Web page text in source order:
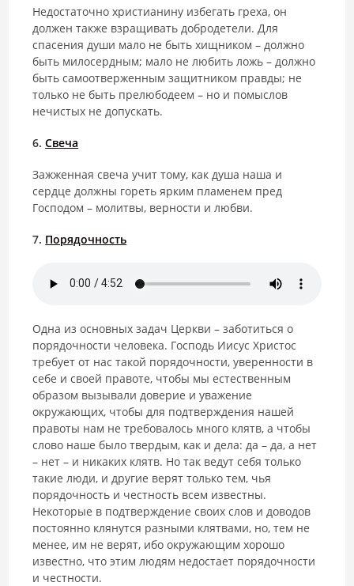
Недостаточно христианину избегать греха, он
должен также взращивать добродетели. Для
спасения души мало не быть хищником – должно
быть милосердным; мало не любить ложь – должно
быть самоотверженным защитником правды; не
только не быть прелюбодеем – но и помыслов
нечистых не допускать.
6.Свеча
Зажженная свеча учит тому, как душа наша и
сердце должны гореть ярким пламенем пред
Господом – молитвы, верности и любви.
7. Порядочность
Одна из основных задач Церкви – заботиться о
порядочности человека. Господь Иисус Христос
требует от нас такой порядочности, уверенности в
себе и своей правоте, чтобы мы естественным
образом вызывали доверие и уважение
окружающих, чтобы для подтверждения нашей
правоты нам не требовалось много клятв, а чтобы
слово наше было твердым, как и дела: да – да, а нет
– нет – и никаких клятв. Но так ведут себя только
такие люди, и другие верят только тем, чья
порядочность и честность всем известны.
Некоторые в подтверждение своих слов и доводов
постоянно клянутся разными клятвами, но, тем не
менее, им не верят, ибо окружающим хорошо
известно, что этим людям недостает порядочности
и честности.